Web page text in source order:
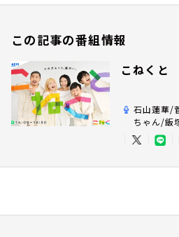
この記事の番組情報
こねくと
石山蓮華/
ちゃん/飯